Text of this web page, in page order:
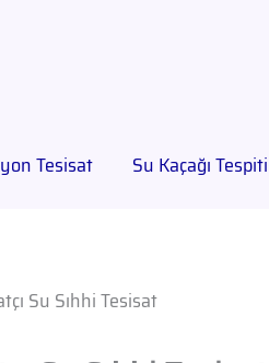
Tesisat Su Kaçağı Tespiti
Su Sıhhi Tesisat